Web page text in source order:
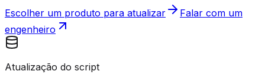
Escolher um produto para atualizar
Falar com um
engenheiro
Atualização do script